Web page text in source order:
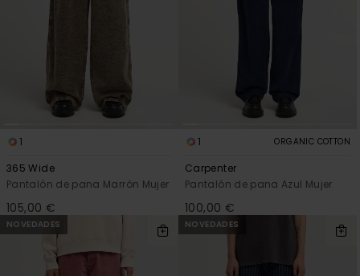
1
365 Wide
Pantalón de pana Marrón Mujer
105,00 €
1 ORGANIC COTTON
Carpenter
Pantalón de pana Azul Mujer
100,00 €
NOVEDADES NOVEDADES